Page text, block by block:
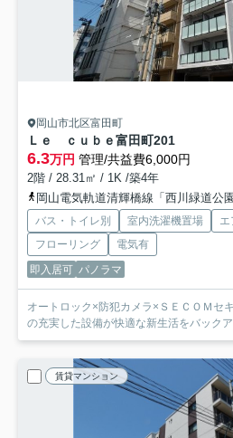
岡山市北区富田町
Ｌｅ ｃｕｂｅ富田町201
6.3万円 管理/共益費6,000円
2階 / 28.31㎡ / 1K /築4年
岡山電気軌道清輝橋線「西川緑道公
バス・トイレ別 室内洗濯機置場 エ
フローリング
電気有
即入居可 パノラマ
オートロック×防犯カメラ×ＳＥＣＯＭセ
の充実した設備が快適な新生活をバック
賃貸マンション